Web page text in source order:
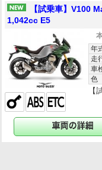
【試乗車】V100
1,042cc E5
年
走
車
色